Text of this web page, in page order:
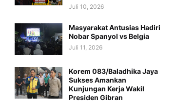
Juli 10, 2026
Masyarakat Antusias Hadiri
Nobar Spanyol vs Belgia
Juli 11, 2026
Korem 083/Baladhika Jaya
Sukses Amankan
Kunjungan Kerja Wakil
Presiden Gibran